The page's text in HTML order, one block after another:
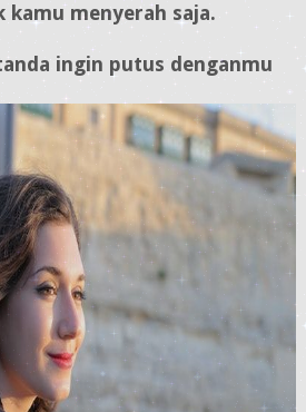
menyerah saja.
ingin putus denganmu